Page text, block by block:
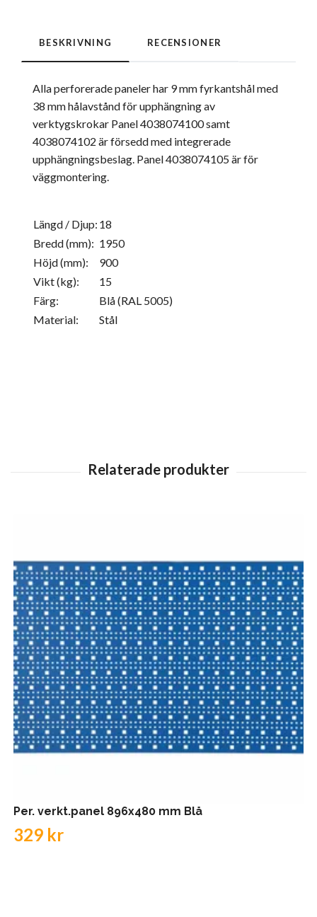
BESKRIVNING RECENSIONER
Alla perforerade paneler har 9 mm fyrkantshål med
38 mm hålavstånd för upphängning av
verktygskrokar Panel 4038074100 samt
4038074102 är försedd med integrerade
upphängningsbeslag. Panel 4038074105 är för
väggmontering.
Längd / Djup: 18
Bredd (mm): 1950
Höjd (mm):
900
Vikt (kg):
15
Färg:
Blå (RAL 5005)
Material:
Stål
Per. verkt.panel 896x480 mm Blå
329 kr